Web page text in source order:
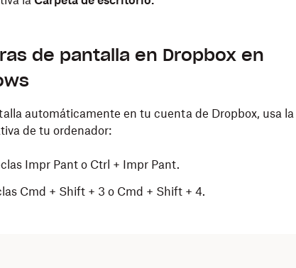
de pantalla en Dropbox en
automáticamente en tu cuenta de Dropbox, usa la
de tu ordenador:
Impr Pant o Ctrl + Impr Pant.
Cmd + Shift + 3 o Cmd + Shift + 4.